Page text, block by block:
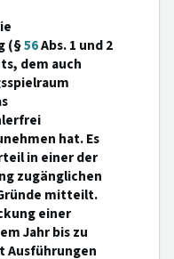
(§56Abs. 1 und 2
dem auch
hat. Es
in einer der
zugänglichen
mitteilt.
einer
Jahr bis zu
Ausführungen